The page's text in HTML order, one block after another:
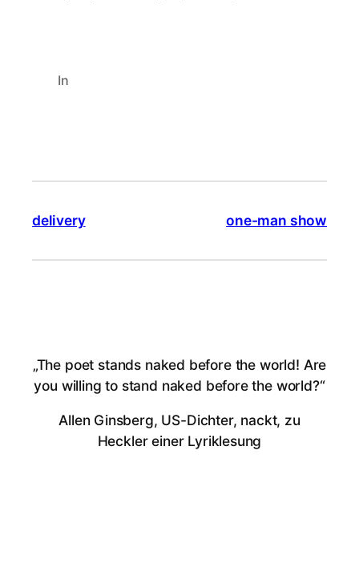
In
delivery one-man show
„The poet stands naked before the world! Are
you willing to stand naked before the world?“
Allen Ginsberg, US-Dichter, nackt, zu
Heckler einer Lyriklesung